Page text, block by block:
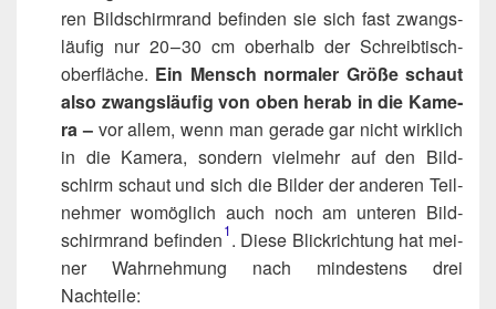
ren Bild­schirm­rand befin­den sie sich fast zwangs­
läu­fig nur 20 – 30 cm ober­halb der Schreib­tisch­
ober­flä­che. Ein Mensch nor­ma­ler Grö­ße schaut
also zwangs­läu­fig von oben her­ab in die Kame­
ra –vor allem, wenn man gera­de gar nicht wirk­lich
in die Kame­ra, son­dern viel­mehr auf den Bild­
schirm schaut und sich die Bil­der der ande­ren Teil­
neh­mer womög­lich auch noch am unte­ren Bild­
schirm­rand befinden​1. Die­se Blick­rich­tung hat mei­
ner Wahr­neh­mung nach min­des­tens drei
Nachteile: